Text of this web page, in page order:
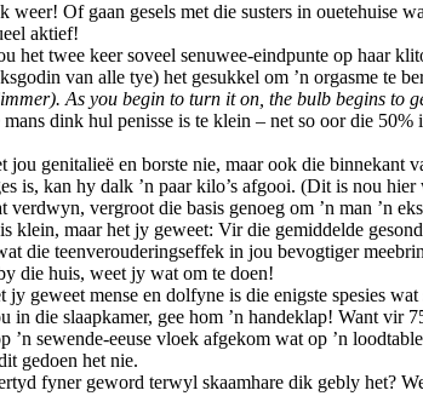
weer! Of gaan gesels met die susters in ouetehuise
aktief!
het twee keer soveel senuwee-eindpunte op haar
van alle tye) het gesukkel om ’n orgasme te
As you begin to turn it on, the bulb begins
dink hul penisse is te klein – net so oor die
jou genitalieë en borste nie, maar ook die binnekant
is, kan hy dalk ’n paar kilo’s afgooi. (Dit is nou
vergroot die basis genoeg om ’n man ’n
klein, maar het jy geweet: Vir die gemiddelde
die teenverouderingseffek in jou bevogtiger
die huis, weet jy wat om te doen!
geweet mense en dolfyne is die enigste spesies
die slaapkamer, gee hom ’n handeklap! Want vir
’n sewende-eeuse vloek afgekom wat op ’n
gedoen het nie.
fyner geword terwyl skaamhare dik gebly het?